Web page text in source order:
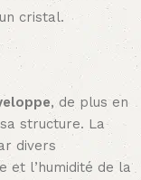
cristal.
, de plus en
structure. La
divers
et l’humidité de la